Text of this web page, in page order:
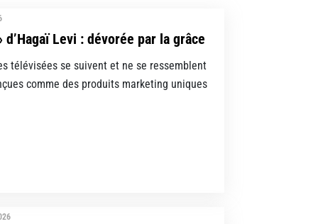
d’Hagaï Levi : dévorée par la grâce
télévisées se suivent et ne se ressemblent
comme des produits marketing uniques